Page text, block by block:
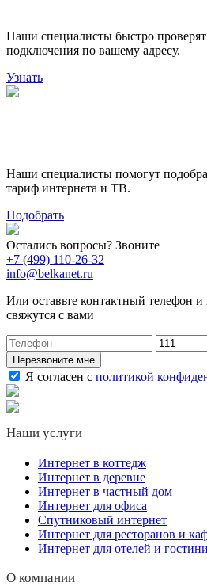
Наши специалисты быстро
подключения по вашему адресу.
Узнать
Наши специалисты помогут
тариф интернета и ТВ.
Подобрать
Остались вопросы? Звоните
+7 (499) 110-26-32
info@belkanet.ru
Или оставьте контактный телефон
свяжутся с вами
Перезвоните мне
Я согласен с политикой
Наши услуги
Интернет в коттедж
Интернет в деревне
Интернет в частный дом
Интернет для офиса
Спутниковый интернет
Интернет для ресторанов и
Интернет для отелей и
О компании